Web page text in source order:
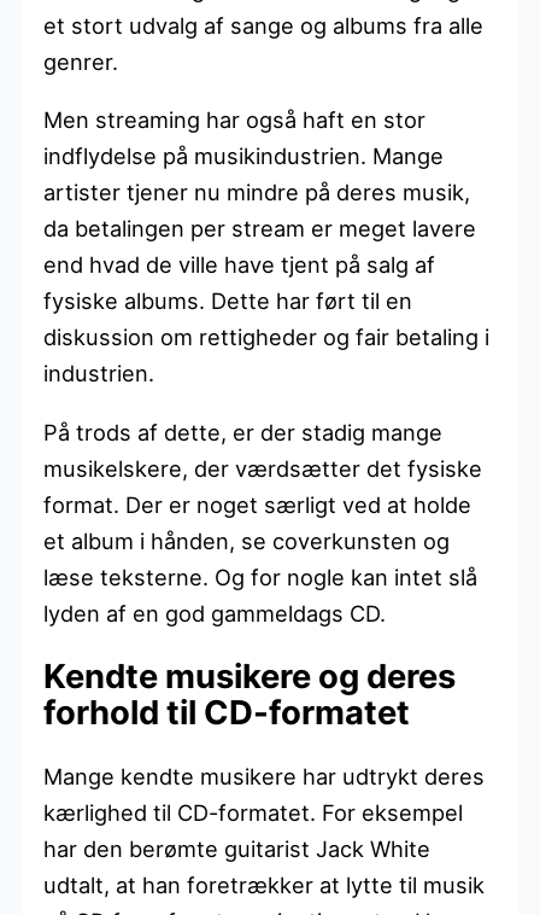
et stort udvalg af sange og albums fra alle
genrer.
Men streaming har også haft en stor
indflydelse på musikindustrien. Mange
artister tjener nu mindre på deres musik,
da betalingen per stream er meget lavere
end hvad de ville have tjent på salg af
fysiske albums. Dette har ført til en
diskussion om rettigheder og fair betaling i
industrien.
På trods af dette, er der stadig mange
musikelskere, der værdsætter det fysiske
format. Der er noget særligt ved at holde
et album i hånden, se coverkunsten og
læse teksterne. Og for nogle kan intet slå
lyden af en god gammeldags CD.
Kendte musikere og deres
forhold til CD-formatet
Mange kendte musikere har udtrykt deres
kærlighed til CD-formatet. For eksempel
har den berømte guitarist Jack White
udtalt, at han foretrækker at lytte til musik